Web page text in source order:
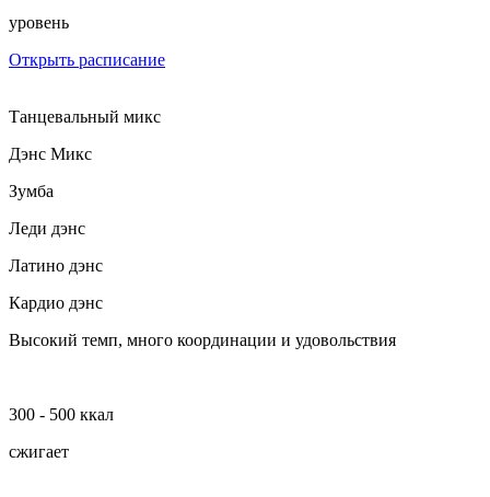
уровень
Открыть расписание
Танцевальный микс
Дэнс Микс
Зумба
Леди дэнс
Латино дэнс
Кардио дэнс
Высокий темп, много координации и удовольствия
300 - 500 ккал
сжигает